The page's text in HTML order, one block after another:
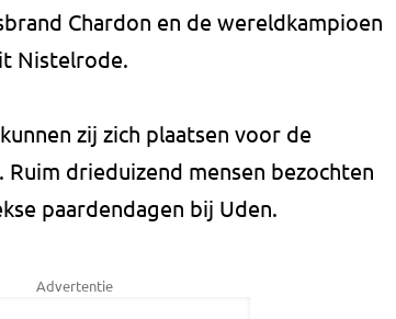
Chardon en de wereldkampioen
Nistelrode.
zij zich plaatsen voor de
drieduizend mensen bezochten
paardendagen bij Uden.
Advertentie